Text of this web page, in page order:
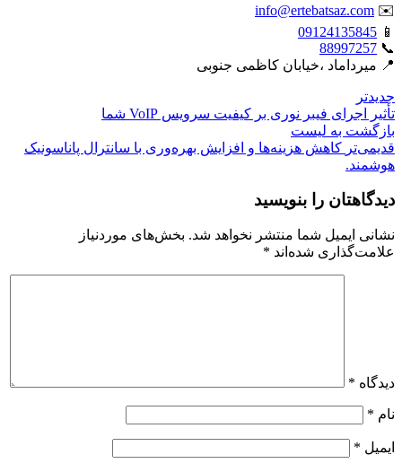
✉️
info@ertebatsaz.com
📱
09124135845
📞
88997257
📍 میرداماد ،خیابان کاظمی جنوبی
جدیدتر
تأثیر اجرای فیبر نوری بر کیفیت سرویس VoIP شما
بازگشت بە لیست
قدیمی‌تر کاهش هزینه‌ها و افزایش بهره‌وری با سانترال پاناسونیک
هوشمند.
دیدگاهتان را بنویسید
نشانی ایمیل شما منتشر نخواهد شد. بخش‌های موردنیاز
علامت‌گذاری شده‌اند *
دیدگاه *
نام *
ایمیل *